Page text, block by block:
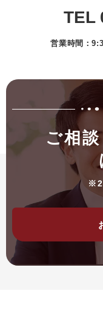
TEL
営業時間：
ご相